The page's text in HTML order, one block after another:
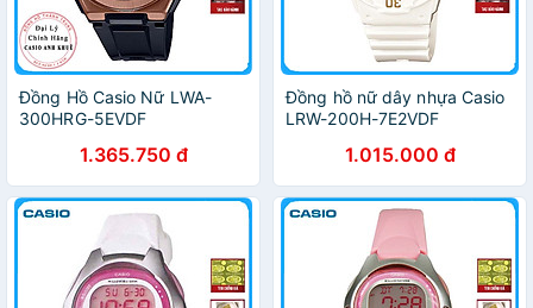
Đồng Hồ Casio Nữ LWA-
300HRG-5EVDF
1.365.750 đ
Đồng hồ nữ dây nhựa Casio
LRW-200H-7E2VDF
1.015.000 đ